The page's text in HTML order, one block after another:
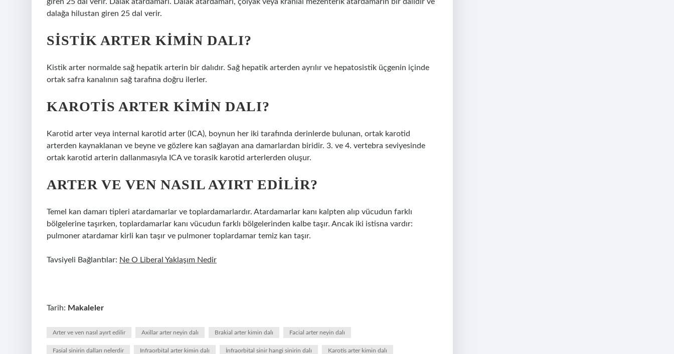
dalağa hilustan giren 25 dal verir.
SISTIK ARTER KIMIN DALI?
Kistik arter normalde sağ hepatik arterin bir dalıdır. Sağ hepatik arterden ayrılır ve hepatosistik üçgenin içinde
ortak safra kanalının sağ tarafına doğru ilerler.
KAROTIS ARTER KIMIN DALI?
Karotid arter veya internal karotid arter (ICA), boynun her iki tarafında derinlerde bulunan, ortak karotid
arterden kaynaklanan ve beyne ve gözlere kan sağlayan ana damarlardan biridir. 3. ve 4. vertebra seviyesinde
ortak karotid arterin dallanmasıyla ICA ve torasik karotid arterlerden oluşur.
ARTER VE VEN NASIL AYIRT EDILIR?
Temel kan damarı tipleri atardamarlar ve toplardamarlardır. Atardamarlar kanı kalpten alıp vücudun farklı
bölgelerine taşırken, toplardamarlar kanı vücudun farklı bölgelerinden kalbe taşır. Ancak iki istisna vardır:
pulmoner atardamar kirli kan taşır ve pulmoner toplardamar temiz kan taşır.
Tavsiyeli Bağlantılar: Ne O Liberal Yaklaşım Nedir
Tarih: Makaleler
Arter ve ven nasıl ayırt edilir Axillar arter neyin dalı Brakial arter kimin dalı Facial arter neyin dalı
Fasial sinirin dalları nelerdir Infraorbital arter kimin dalı İnfraorbital sinir hangi sinirin dalı Karotis arter kimin dalı